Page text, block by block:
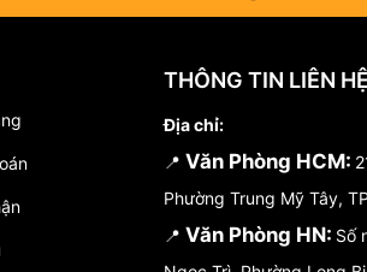
THÔNG TIN LIÊN HỆ
Địa chỉ:
📍 Văn Phòng HCM:
Phường Trung Mỹ Tây,
📍 Văn Phòng HN: Số